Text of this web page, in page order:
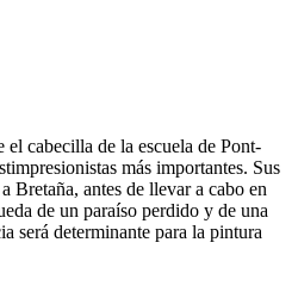
cabecilla de la escuela de Pont-
más importantes. Sus
Bretaña, antes de llevar a cabo en
de un paraíso perdido y de una
será determinante para la pintura